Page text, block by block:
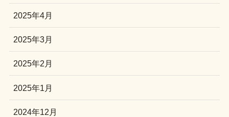
2025年4月
2025年3月
2025年2月
2025年1月
2024年12月